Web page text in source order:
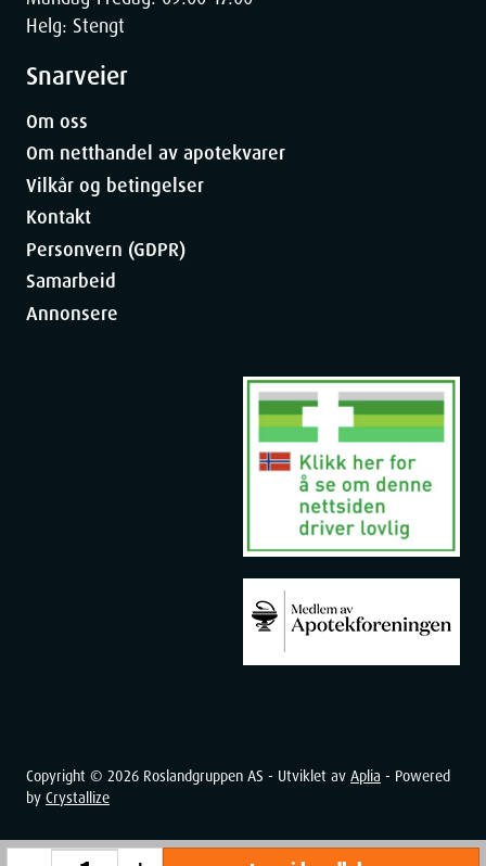
Helg: Stengt
Snarveier
Om oss
Om netthandel av apotekvarer
Vilkår og betingelser
Kontakt
Personvern (GDPR)
Samarbeid
Annonsere
Copyright © 2026 Roslandgruppen AS - Utviklet av Aplia - Powered
by Crystallize